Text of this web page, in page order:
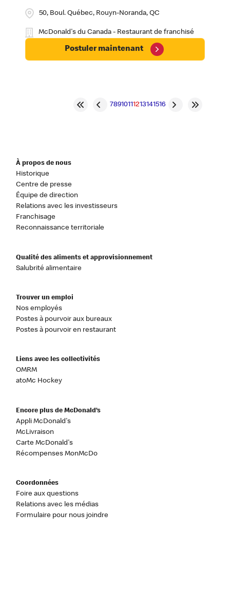
50, Boul. Québec, Rouyn-Noranda, QC
McDonald's du Canada - Restaurant de franchisé
Postuler maintenant
78910111213141516
À propos de nous
Historique
Centre de presse
Équipe de direction
Relations avec les investisseurs
Franchisage
Reconnaissance territoriale
Qualité des aliments et approvisionnement
Salubrité alimentaire
Trouver un emploi
Nos employés
Postes à pourvoir aux bureaux
Postes à pourvoir en restaurant
Liens avec les collectivités
OMRM
atoMc Hockey
Encore plus de McDonald’s
Appli McDonald's
McLivraison
Carte McDonald's
Récompenses MonMcDo
Coordonnées
Foire aux questions
Relations avec les médias
Formulaire pour nous joindre